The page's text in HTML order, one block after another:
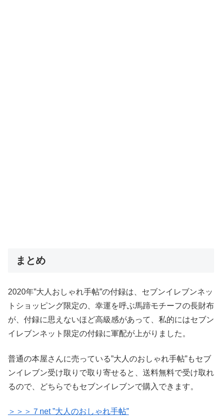
まとめ
2020年”大人おしゃれ手帖”の付録は、セブンイレブンネッ
トショッピング限定の、幸運を呼ぶ馬蹄モチーフの長財布
が、付録に思えないほど高級感があって、私的にはセブン
イレブンネット限定の付録に軍配が上がりました。
普通の本屋さんに売っている”大人のおしゃれ手帖”もセブ
ンイレブン受け取りで取り寄せると、送料無料で受け取れ
るので、どちらでもセブンイレブンで購入できます。
＞＞＞７net ”大人のおしゃれ手帖”